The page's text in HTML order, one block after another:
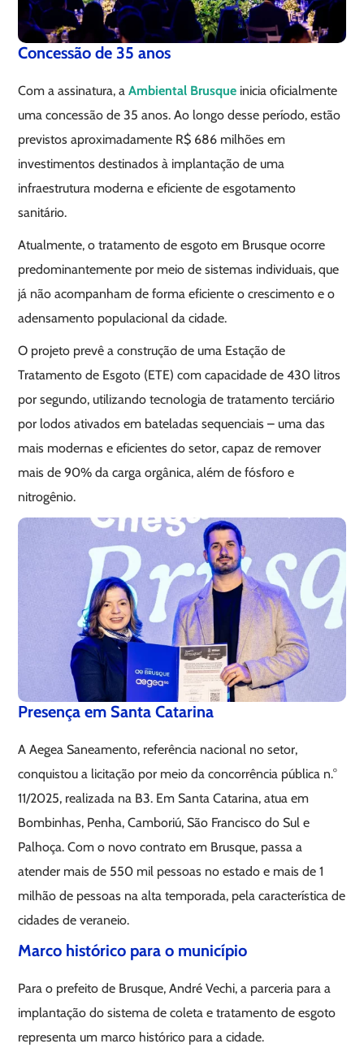
Concessão de 35 anos
Com a assinatura, aAmbiental Brusque inicia oficialmente
uma concessão de 35 anos. Ao longo desse período, estão
previstos aproximadamente R$ 686 milhões em
investimentos destinados à implantação de uma
infraestrutura moderna e eficiente de esgotamento
sanitário.
Atualmente, o tratamento de esgoto em Brusque ocorre
predominantemente por meio de sistemas individuais, que
já não acompanham de forma eficiente o crescimento e o
adensamento populacional da cidade.
O projeto prevê a construção de uma Estação de
Tratamento de Esgoto (ETE) com capacidade de 430 litros
por segundo, utilizando tecnologia de tratamento terciário
por lodos ativados em bateladas sequenciais – uma das
mais modernas e eficientes do setor, capaz de remover
mais de 90% da carga orgânica, além de fósforo e
nitrogênio.
Presença em Santa Catarina
A Aegea Saneamento, referência nacional no setor,
conquistou a licitação por meio da concorrência pública n.°
11/2025, realizada na B3. Em Santa Catarina, atua em
Bombinhas, Penha, Camboriú, São Francisco do Sul e
Palhoça. Com o novo contrato em Brusque, passa a
atender mais de 550 mil pessoas no estado e mais de 1
milhão de pessoas na alta temporada, pela característica de
cidades de veraneio.
Marco histórico para o município
Para o prefeito de Brusque, André Vechi, a parceria para a
implantação do sistema de coleta e tratamento de esgoto
representa um marco histórico para a cidade.